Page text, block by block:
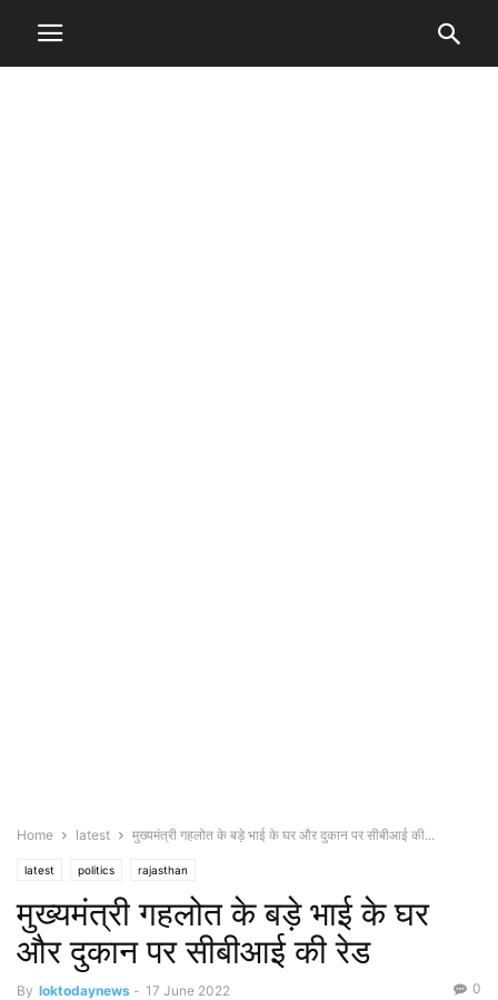
Home latest मुख्यमंत्री गहलोत के बड़े भाई के घर और दुकान पर सीबीआई की...
latest politics rajasthan
मुख्यमंत्री गहलोत के बड़े भाई के घर
और दुकान पर सीबीआई की रेड
By loktodaynews - 17 June 2022 0